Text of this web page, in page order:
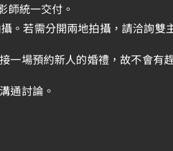
師統一交付。
。若需分開兩地拍攝，請洽詢雙
一場預約新人的婚禮，故不會有
通討論。